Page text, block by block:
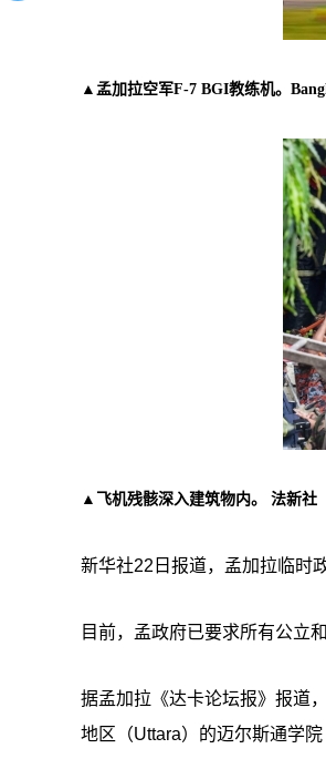
▲孟加拉空军F-7 BGI教练机。
▲飞机残骸深入建筑物内。 法新社
新华社22日报道，孟加拉临时
目前，孟政府已要求所有公立
据孟加拉《达卡论坛报》报道
地区（Uttara）的迈尔斯通学